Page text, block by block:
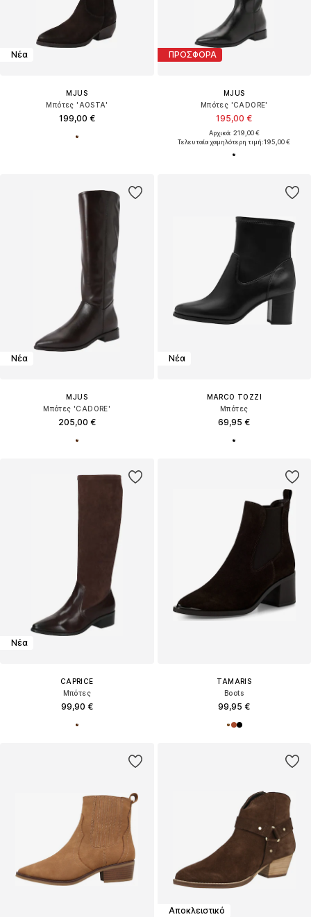
Νέα
MJUS
Μπότες 'AOSTA'
199,00 €
ΠΡΟΣΦΟΡΑ
MJUS
Μπότες 'CADORE'
195,00 €
Αρχικά: 219,00 €
Τελευταία χαμηλότερη τιμή:195,00 €
Νέα
MJUS
Μπότες 'CADORE'
205,00 €
Νέα
MARCO TOZZI
Μπότες
69,95 €
Νέα
CAPRICE
Μπότες
99,90 €
TAMARIS
Boots
99,95 €
Αποκλειστικό